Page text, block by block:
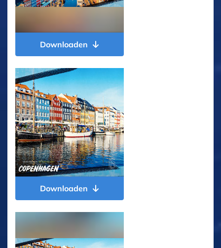
Downloaden
Downloaden